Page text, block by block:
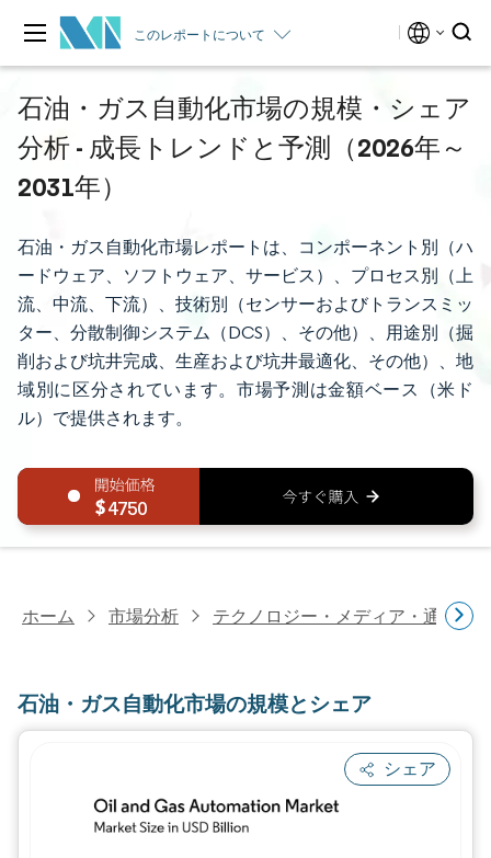
このレポートについて
石油・ガス自動化市場の規模・シェア
分析 - 成長トレンドと予測（2026年～
2031年）
石油・ガス自動化市場レポートは、コンポーネント別（ハ
ードウェア、ソフトウェア、サービス）、プロセス別（上
流、中流、下流）、技術別（センサーおよびトランスミッ
ター、分散制御システム（DCS）、その他）、用途別（掘
削および坑井完成、生産および坑井最適化、その他）、地
域別に区分されています。市場予測は金額ベース（米ド
ル）で提供されます。
4750
ホーム 市場分析 テクノロジー・メディア・通信研
石油・ガス自動化市場の規模とシェア
シェア